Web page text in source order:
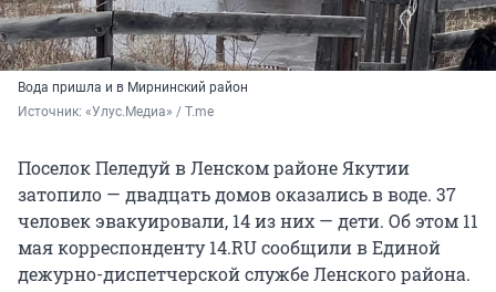
Вода пришла и в Мирнинский район
Источник: «Улус.Медиа» / T.me
Поселок Пеледуй в Ленском районе Якутии
затопило — двадцать домов оказались в воде. 37
человек эвакуировали, 14 из них — дети. Об этом 11
мая корреспонденту 14.RU сообщили в Единой
дежурно-диспетчерской службе Ленского района.